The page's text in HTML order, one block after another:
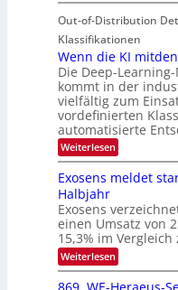
n
I
S
I
O
N
T
e
c
h
T
a
k
s
r
e
n
a
u
f
d
e
r
V
S
I
O
N
2
a
g
u
n
g
z
u
E
l
e
t
r
o
n
Out-of-Distribution
Klassifikationen
Wenn die KI
Die Deep-Learning-
kommt in der
vielfältig zum
vordefinierten
automatisierte
Weiterlesen:
W
n
d
i
e
K
I
m
i
Exosens meldet
Halbjahr
Exosens
einen Umsatz von
15,3% im
Weiterlesen:
E
x
869. WE-Heraeus-